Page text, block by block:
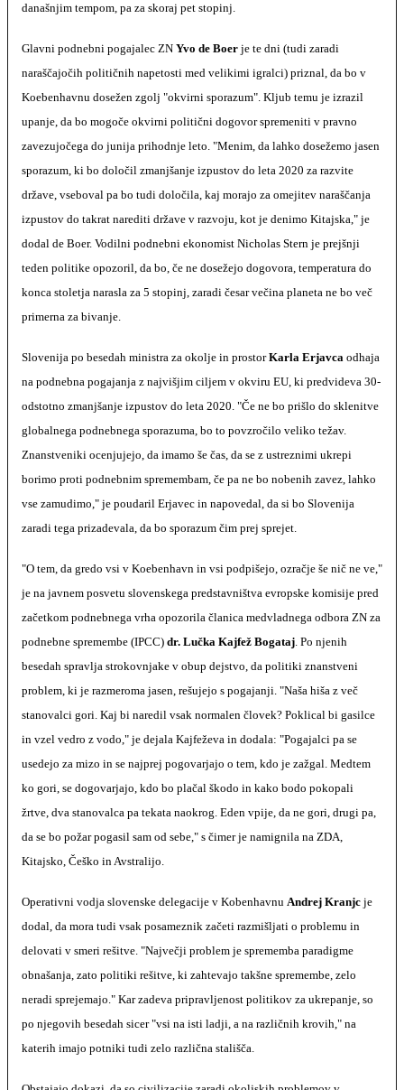
današnjim tempom, pa za skoraj pet stopinj.
Glavni podnebni pogajalec ZN Yvo de Boer je te dni (tudi zaradi
naraščajočih političnih napetosti med velikimi igralci) priznal, da bo v
Koebenhavnu dosežen zgolj "okvirni sporazum". Kljub temu je izrazil
upanje, da bo mogoče okvirni politični dogovor spremeniti v pravno
zavezujočega do junija prihodnje leto. "Menim, da lahko dosežemo jasen
sporazum, ki bo določil zmanjšanje izpustov do leta 2020 za razvite
države, vseboval pa bo tudi določila, kaj morajo za omejitev naraščanja
izpustov do takrat narediti države v razvoju, kot je denimo Kitajska," je
dodal de Boer. Vodilni podnebni ekonomist Nicholas Stern je prejšnji
teden politike opozoril, da bo, če ne dosežejo dogovora, temperatura do
konca stoletja narasla za 5 stopinj, zaradi česar večina planeta ne bo več
primerna za bivanje.
Slovenija po besedah ministra za okolje in prostorKarla Erjavca odhaja
na podnebna pogajanja z najvišjim ciljem v okviru EU, ki predvideva 30-
odstotno zmanjšanje izpustov do leta 2020. "Če ne bo prišlo do sklenitve
globalnega podnebnega sporazuma, bo to povzročilo veliko težav.
Znanstveniki ocenjujejo, da imamo še čas, da se z ustreznimi ukrepi
borimo proti podnebnim spremembam, če pa ne bo nobenih zavez, lahko
vse zamudimo," je poudaril Erjavec in napovedal, da si bo Slovenija
zaradi tega prizadevala, da bo sporazum čim prej sprejet.
"O tem, da gredo vsi v Koebenhavn in vsi podpišejo, ozračje še nič ne ve,"
je na javnem posvetu slovenskega predstavništva evropske komisije pred
začetkom podnebnega vrha opozorila članica medvladnega odbora ZN za
podnebne spremembe (IPCC) dr. Lučka Kajfež Bogataj. Po njenih
besedah spravlja strokovnjake v obup dejstvo, da politiki znanstveni
problem, ki je razmeroma jasen, rešujejo s pogajanji. "Naša hiša z več
stanovalci gori. Kaj bi naredil vsak normalen človek? Poklical bi gasilce
in vzel vedro z vodo," je dejala Kajfeževa in dodala: "Pogajalci pa se
usedejo za mizo in se najprej pogovarjajo o tem, kdo je zažgal. Medtem
ko gori, se dogovarjajo, kdo bo plačal škodo in kako bodo pokopali
žrtve, dva stanovalca pa tekata naokrog. Eden vpije, da ne gori, drugi pa,
da se bo požar pogasil sam od sebe," s čimer je namignila na ZDA,
Kitajsko, Češko in Avstralijo.
Operativni vodja slovenske delegacije v Kobenhavnu Andrej Kranjc je
dodal, da mora tudi vsak posameznik začeti razmišljati o problemu in
delovati v smeri rešitve. "Največji problem je sprememba paradigme
obnašanja, zato politiki rešitve, ki zahtevajo takšne spremembe, zelo
neradi sprejemajo." Kar zadeva pripravljenost politikov za ukrepanje, so
po njegovih besedah sicer "vsi na isti ladji, a na različnih krovih," na
katerih imajo potniki tudi zelo različna stališča.